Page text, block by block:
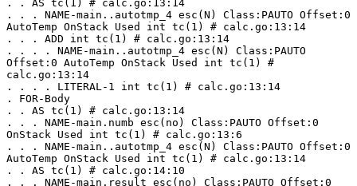
. . AS tc(1) # calc.go:13:14
. . . NAME-main..autotmp_4 esc(N) Class:PAUTO Offset:0
AutoTemp OnStack Used int tc(1) # calc.go:13:14
. . . ADD int tc(1) # calc.go:13:14
. . . . NAME-main..autotmp_4 esc(N) Class:PAUTO
Offset:0 AutoTemp OnStack Used int tc(1) #
calc.go:13:14
. . . . LITERAL-1 int tc(1) # calc.go:13:14
. FOR-Body
. . AS tc(1) # calc.go:13:14
. . . NAME-main.numb esc(no) Class:PAUTO Offset:0
OnStack Used int tc(1) # calc.go:13:6
. . . NAME-main..autotmp_4 esc(N) Class:PAUTO Offset:0
AutoTemp OnStack Used int tc(1) # calc.go:13:14
. . AS tc(1) # calc.go:14:10
. . . NAME-main.result esc(no) Class:PAUTO Offset:0